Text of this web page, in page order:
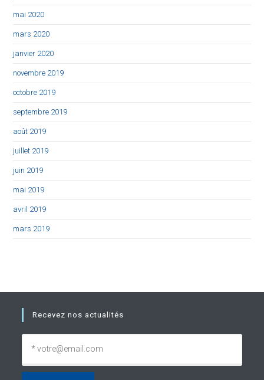
mai 2020
mars 2020
janvier 2020
novembre 2019
octobre 2019
septembre 2019
août 2019
juillet 2019
juin 2019
mai 2019
avril 2019
mars 2019
Recevez nos actualités